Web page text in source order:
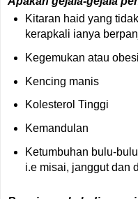
Kitaran haid yang
kerapkali ianya
Kegemukan atau
Kencing manis
Kolesterol Tinggi
Kemandulan
Ketumbuhan bulu-
i.e misai, janggut dan